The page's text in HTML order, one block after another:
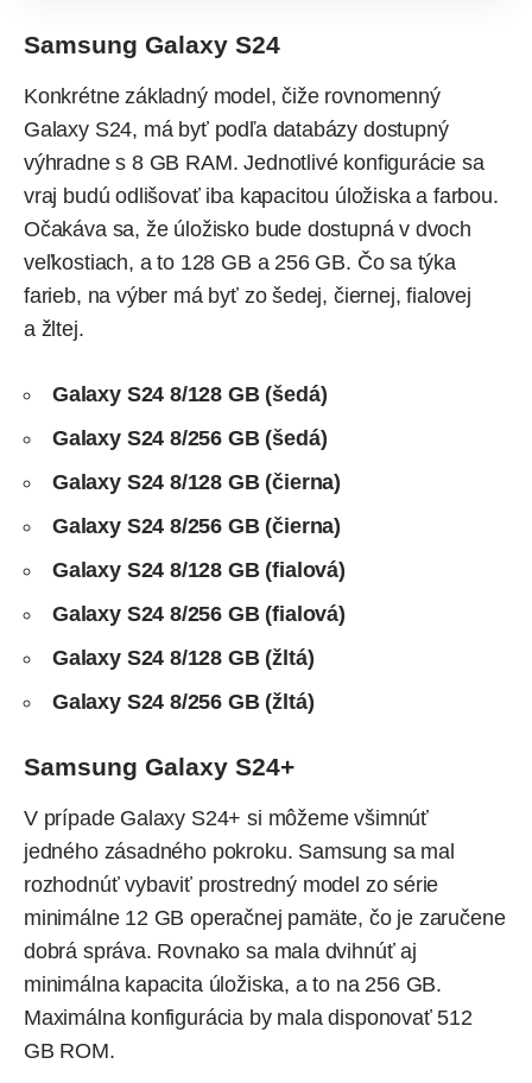
Samsung Galaxy S24
Konkrétne základný model, čiže rovnomenný
Galaxy S24, má byť podľa databázy dostupný
výhradne s 8 GB RAM. Jednotlivé konfigurácie sa
vraj budú odlišovať iba kapacitou úložiska a farbou.
Očakáva sa, že úložisko bude dostupná v dvoch
veľkostiach, a to 128 GB a 256 GB. Čo sa týka
farieb, na výber má byť zo šedej, čiernej, fialovej
a žltej.
Galaxy S24 8/128 GB (šedá)
Galaxy S24 8/256 GB (šedá)
Galaxy S24 8/128 GB (čierna)
Galaxy S24 8/256 GB (čierna)
Galaxy S24 8/128 GB (fialová)
Galaxy S24 8/256 GB (fialová)
Galaxy S24 8/128 GB (žltá)
Galaxy S24 8/256 GB (žltá)
Samsung Galaxy S24+
V prípade Galaxy S24+ si môžeme všimnúť
jedného zásadného pokroku. Samsung sa mal
rozhodnúť vybaviť prostredný model zo série
minimálne 12 GB operačnej pamäte, čo je zaručene
dobrá správa. Rovnako sa mala dvihnúť aj
minimálna kapacita úložiska, a to na 256 GB.
Maximálna konfigurácia by mala disponovať 512
GB ROM.